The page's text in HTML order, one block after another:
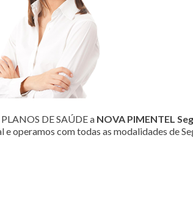
DE SAÚDE a NOVA PIMENTEL
operamos com todas as modalidades de